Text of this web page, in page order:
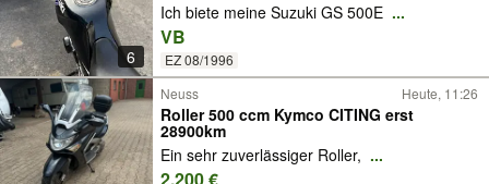
6
Ich biete meine Suzuki GS 500E ...
VB
EZ 08/1996
Neuss Heute, 11:26
Roller 500 ccm Kymco CITING erst
28900km
Ein sehr zuverlässiger Roller, ...